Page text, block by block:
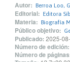
Autor: Berroa Loo,
Editorial: Editora
Materia: Biografía
Público objetivo:
Publicado: 2025-
Número de edición:
Número de